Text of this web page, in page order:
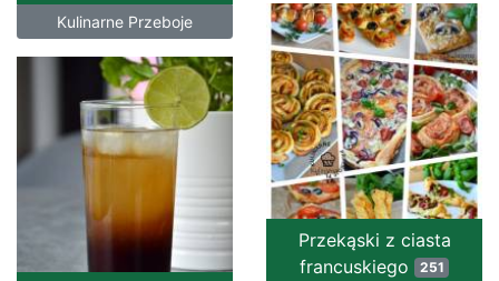
Kulinarne Przeboje
Przekąski z ciasta
francuskiego
251